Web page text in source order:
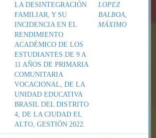
LA DESINTEGRACIÓN
FAMILIAR, Y SU
INCIDENCIA EN EL
RENDIMIENTO
ACADÉMICO DE LOS
ESTUDIANTES DE 9 A
11 AÑOS DE PRIMARIA
COMUNITARIA
VOCACIONAL, DE LA
UNIDAD EDUCATIVA
BRASIL DEL DISTRITO
4, DE LA CIUDAD EL
ALTO, GESTIÓN 2022.
LOPEZ
BALBOA,
MÁXIMO